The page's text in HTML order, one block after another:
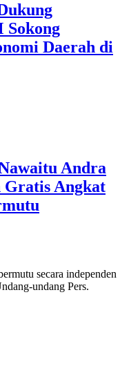
Sokong
Daerah di
Andra
Gratis Angkat
secara independen
undang Pers.